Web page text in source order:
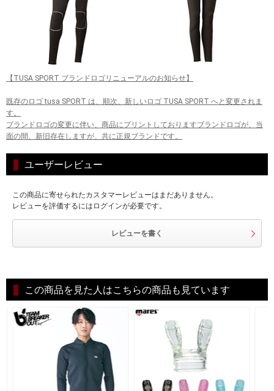
【TUSA SPORT ブランドロゴリニューアルのお知らせ】
既存のロゴ tusa SPORT は、順次、新しいロゴ TUSA SPORT へと変更されま
す。
ブランドロゴの変更に伴い、商品にプリントしておりますブランドロゴが、当
面の間、新旧存在しますが、共に正規ブランドです。
ユーザーレビュー
この商品に寄せられたカスタマーレビューはまだありません。
レビューを評価するにはログインが必要です。
レビューを書く
この商品を見た人はこちらの商品も見ています